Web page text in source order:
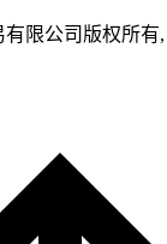
有限公司版权所有,